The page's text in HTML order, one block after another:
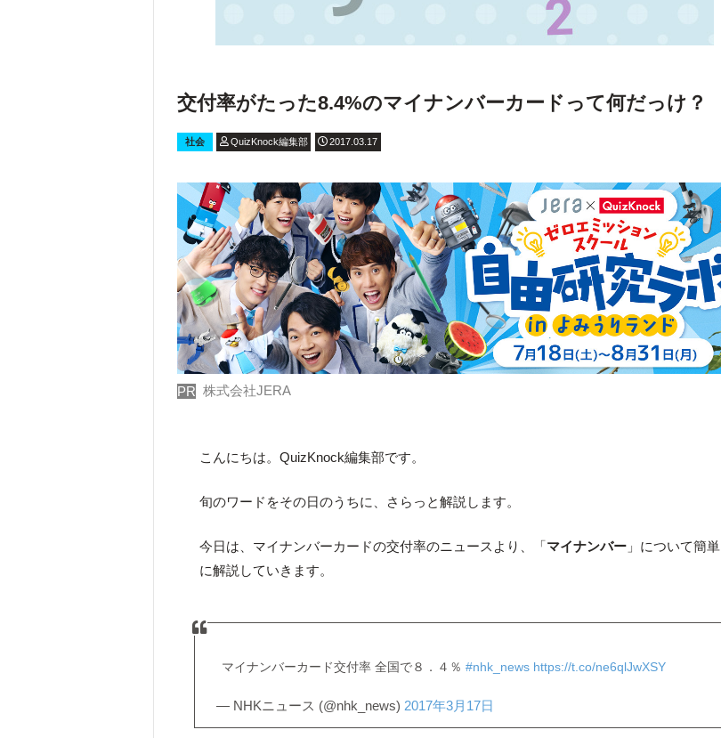
交付率がたった8.4%のマイナンバーカードって何だっけ？
社会 QuizKnock編集部 2017.03.17
PR 株式会社JERA
こんにちは。QuizKnock編集部です。
旬のワードをその日のうちに、さらっと解説します。
今日は、マイナンバーカードの交付率のニュースより、「マイナンバー 」について簡単
に解説していきます。
マイナンバーカード交付率 全国で８．４％#nhk_news https://t.co/ne6qlJwXSY
— NHKニュース (@nhk_news)2017年3月17日